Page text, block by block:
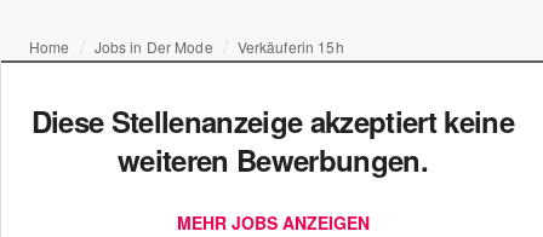
Home Jobs in Der Mode Verkäuferin 15h
Diese Stellenanzeige akzeptiert keine
weiteren Bewerbungen.
MEHR JOBS ANZEIGEN